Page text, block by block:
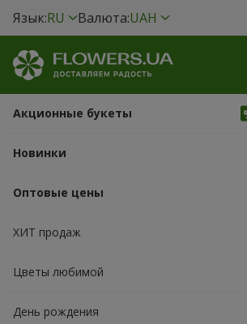
Язык:RU Валюта:UAH
Акционные букеты
Новинки
Оптовые цены
ХИТ продаж
Цветы любимой
День рождения